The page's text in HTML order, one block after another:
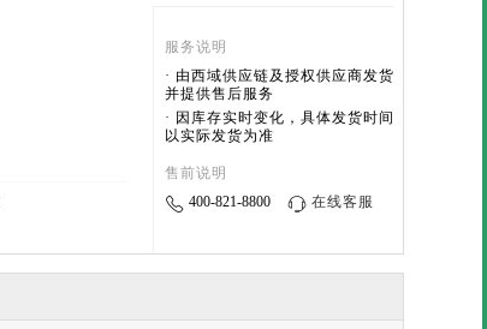
服务说明
· 由西域供应链及授权供应商发货
并提供售后服务
· 因库存实时变化，具体发货时间
以实际发货为准
售前说明
400-821-8800
在线客服